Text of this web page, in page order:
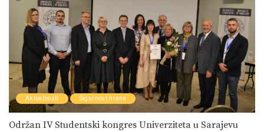
Aktuelnosti Sigurnost hrane
Održan IV Studentski kongres Univerziteta u Sarajevu